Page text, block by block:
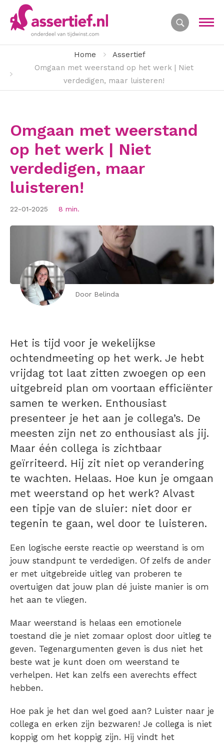
Home
Assertief
Omgaan met weerstand op het werk | Niet
verdedigen, maar luisteren!
Omgaan met weerstand
op het werk | Niet
verdedigen, maar
luisteren!
22-01-2025 8 min.
Door Belinda
Het is tijd voor je wekelijkse
ochtendmeeting op het werk. Je hebt
vrijdag tot laat zitten zwoegen op een
uitgebreid plan om voortaan efficiënter
samen te werken. Enthousiast
presenteer je het aan je collega’s. De
meesten zijn net zo enthousiast als jij.
Maar één collega is zichtbaar
geïrriteerd. Hij zit niet op verandering
te wachten. Helaas. Hoe kun je omgaan
met weerstand op het werk? Alvast
een tipje van de sluier: niet door er
tegenin te gaan, wel door te luisteren.
Een logische eerste reactie op weerstand is om
jouw standpunt te verdedigen. Of zelfs de ander
er met uitgebreide uitleg van proberen te
overtuigen dat jouw plan dé juiste manier is om
het aan te vliegen.
Maar weerstand is helaas een emotionele
toestand die je niet zomaar oplost door uitleg te
geven. Tegenargumenten geven is dus niet het
beste wat je kunt doen om weerstand te
verhelpen. Het kan zelfs een averechts effect
hebben.
Hoe pak je het dan wel goed aan? Luister naar je
collega en erken zijn bezwaren! Je collega is niet
koppig om het koppig zijn. Hij vindt het